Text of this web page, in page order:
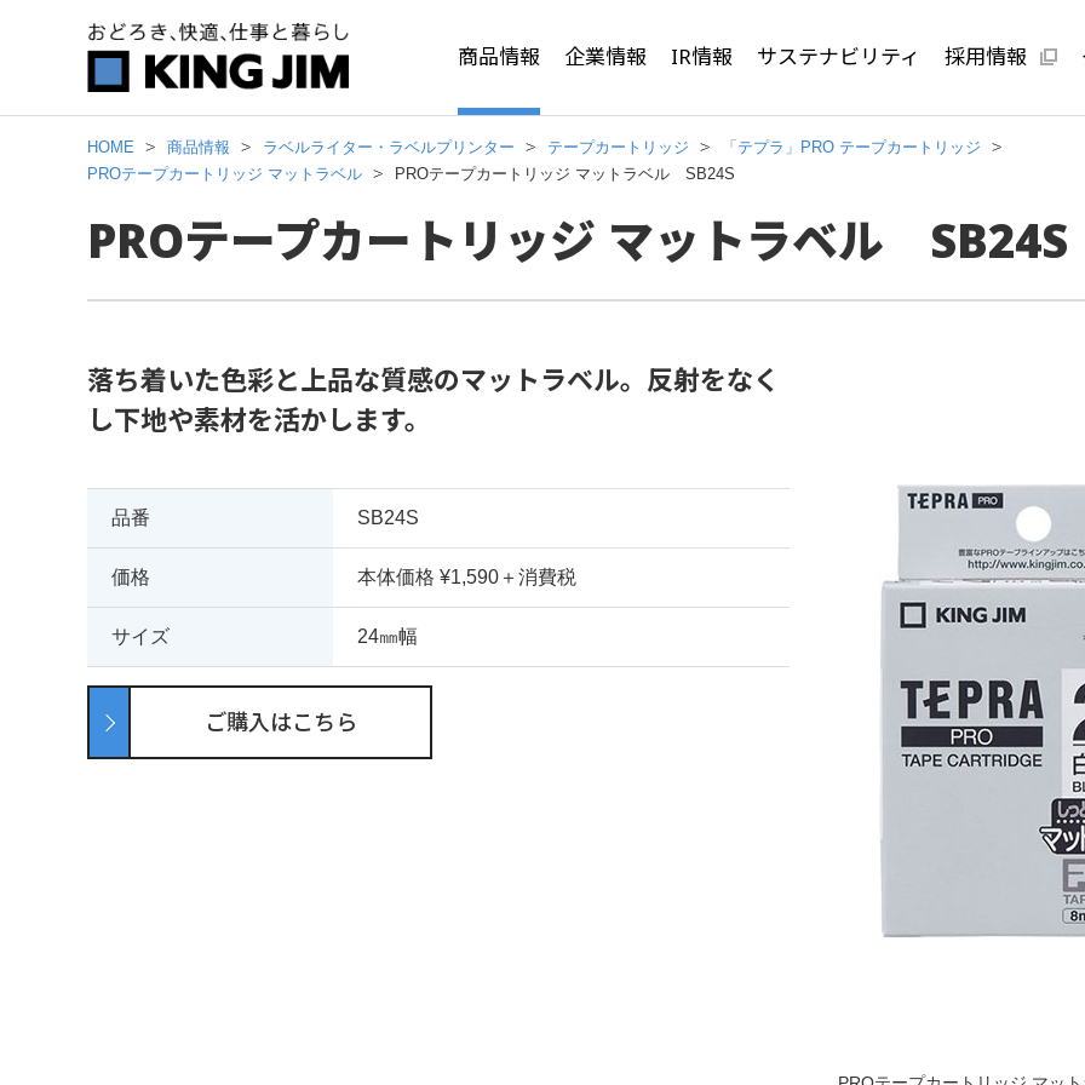
商品情報 企業情報 IR情報 サステナビリティ 採用情報
HOME 商品情報 ラベルライター・ラベルプリンター テープカートリッジ
「テプラ」PRO テープカートリッジ
PROテープカートリッジ マットラベル
PROテープカートリッジ マットラベル SB24S
PROテープカートリッジ マットラベル SB24S
落ち着いた色彩と上品な質感のマットラベル。反射をなく
し下地や素材を活かします。
品番 SB24S
価格 本体価格 ¥1,590＋消費税
サイズ 24㎜幅
ご購入はこちら